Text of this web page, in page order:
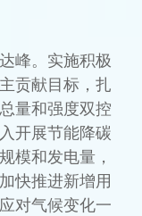
峰。实施积极
贡献目标，扎
量和强度双控
开展节能降碳
模和发电量，
快推进新增用
对气候变化一